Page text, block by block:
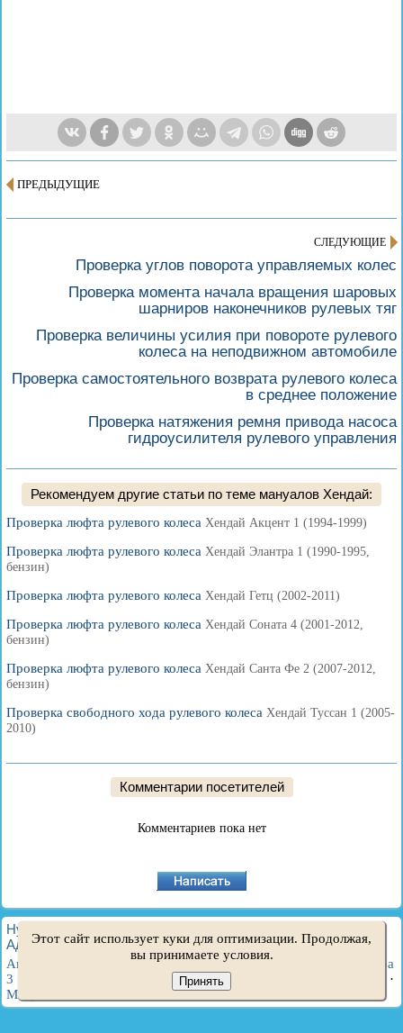
ПРЕДЫДУЩИЕ
СЛЕДУЮЩИЕ
Проверка углов поворота управляемых колес
Проверка момента начала вращения шаровых
шарниров наконечников рулевых тяг
Проверка величины усилия при повороте рулевого
колеса на неподвижном автомобиле
Проверка самостоятельного возврата рулевого колеса
в среднее положение
Проверка натяжения ремня привода насоса
гидроусилителя рулевого управления
Рекомендуем другие статьи по теме мануалов Хендай:
Проверка люфта рулевого колеса Хендай Акцент 1 (1994-1999)
Проверка люфта рулевого колеса Хендай Элантра 1 (1990-1995,
бензин)
Проверка люфта рулевого колеса Хендай Гетц (2002-2011)
Проверка люфта рулевого колеса Хендай Соната 4 (2001-2012,
бензин)
Проверка люфта рулевого колеса Хендай Санта Фе 2 (2007-2012,
бензин)
Проверка свободного хода рулевого колеса Хендай Туссан 1 (2005-
2010)
Комментарии посетителей
Комментариев пока нет
HyundaiBook.ru © 2018-2026
·
Администрация·Поиск по сайту·Владельцам Хендай
Акцент 1 ·Акцент 3·Элантра 1·
Элантра
3
Соната 4·Санта Фе 2
·
Матрикс
Этот сайт использует куки для оптимизации. Продолжая,
вы принимаете условия.
Принять